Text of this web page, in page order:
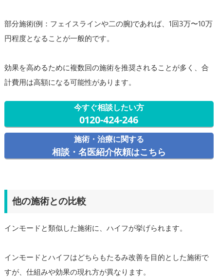
部分施術(例：フェイスラインや二の腕)であれば、1回3万〜10万
円程度となることが一般的です。
効果を高めるために複数回の施術を推奨されることが多く、合
計費用は高額になる可能性があります。
今すぐ相談したい方
0120-424-246
施術・治療に関する
相談・名医紹介依頼はこちら
他の施術との比較
インモードと類似した施術に、ハイフが挙げられます。
インモードとハイフはどちらもたるみ改善を目的とした施術で
すが、仕組みや効果の現れ方が異なります。